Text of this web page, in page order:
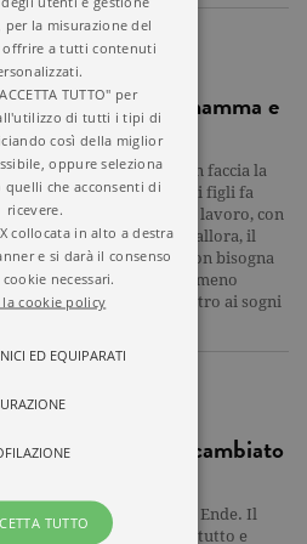
per essere mamma e
di tutto, guardiamo in faccia la
una scrittrice che ha dei figli fa
anche un altro lavoro, con
si guadagna il pane. E allora, il
consiglio è resistere! Non bisogna
a scrivere, ma nemmeno
altre attività dietro ai sogni
libri che mi hanno cambiato
La storia infinita di Michael Ende. Il
libro amato: dentro c'è tutto e
per la misurazione del
offrire a tutti contenuti
TUTTO" per
di tutti i tipi di
così della miglior
oppure seleziona
che acconsenti di
ricevere.
collocata in alto a destra
e si darà il consenso
necessari.
la cookie policy
ED EQUIPARATI
TUTTO